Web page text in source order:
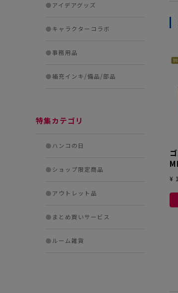
●アイデアグッズ
●キャラクターコラボ
●事務用品
●補充インキ/備品/部品
特集カテゴリ
●ハンコの日
●ショップ限定商品
●アウトレット品
● まとめ買いサービス
● ルーム雑貨
¥